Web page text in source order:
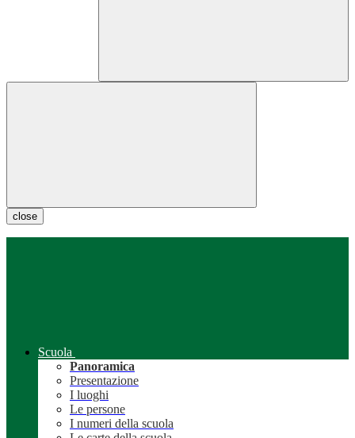
close
Scuola
Panoramica
Presentazione
I luoghi
Le persone
I numeri della scuola